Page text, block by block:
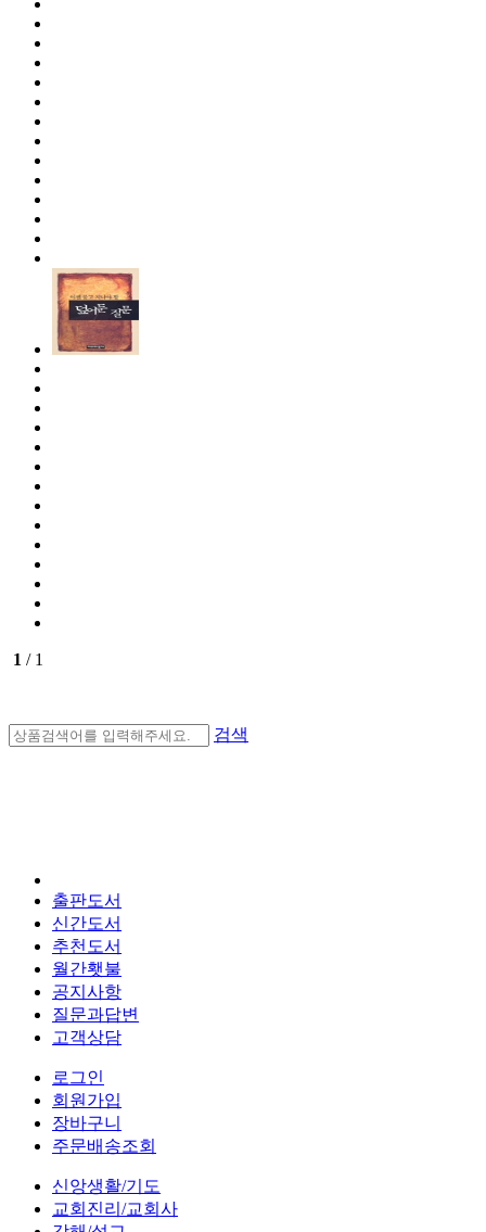
1 / 1
검색
출판도서
신간도서
추천도서
월간횃불
공지사항
질문과답변
고객상담
로그인
회원가입
장바구니
주문배송조회
신앙생활/기도
교회진리/교회사